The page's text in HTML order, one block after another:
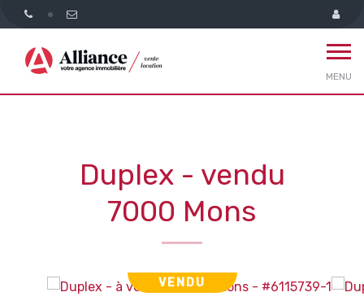
MENU
Duplex - vendu
7000 Mons
VENDU